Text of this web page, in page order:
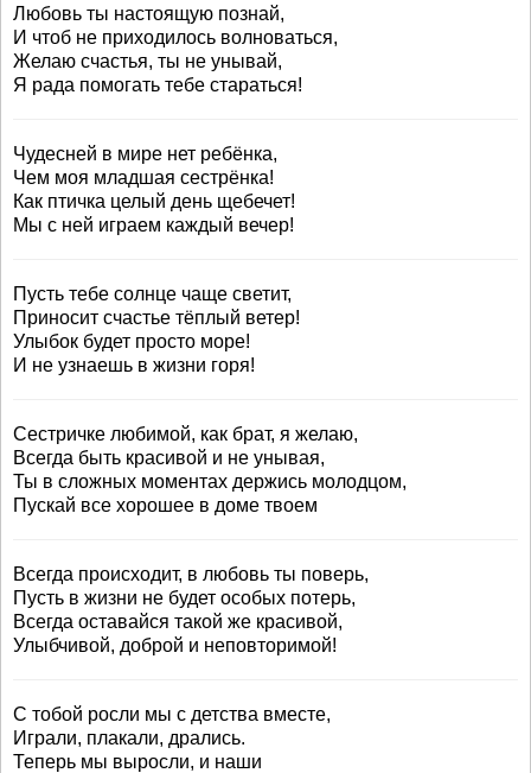
Любовь ты настоящую познай,
И чтоб не приходилось волноваться,
Желаю счастья, ты не унывай,
Я рада помогать тебе стараться!
Чудесней в мире нет ребёнка,
Чем моя младшая сестрёнка!
Как птичка целый день щебечет!
Мы с ней играем каждый вечер!
Пусть тебе солнце чаще светит,
Приносит счастье тёплый ветер!
Улыбок будет просто море!
И не узнаешь в жизни горя!
Сестричке любимой, как брат, я желаю,
Всегда быть красивой и не унывая,
Ты в сложных моментах держись молодцом,
Пускай все хорошее в доме твоем
Всегда происходит, в любовь ты поверь,
Пусть в жизни не будет особых потерь,
Всегда оставайся такой же красивой,
Улыбчивой, доброй и неповторимой!
С тобой росли мы с детства вместе,
Играли, плакали, дрались.
Теперь мы выросли, и наши